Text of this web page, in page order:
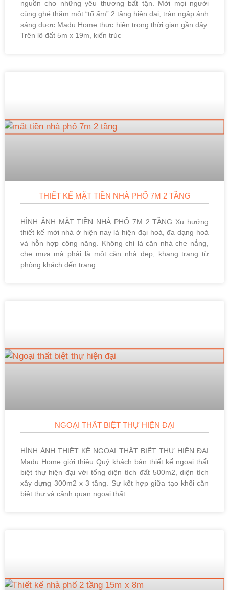
nguồn cho những yêu thương bất tận. Mời mọi người
cùng ghé thăm một “tổ ấm” 2 tầng hiện đại, tràn ngập ánh
sáng được Madu Home thực hiện trong thời gian gần đây.
Trên lô đất 5m x 19m, kiến trúc
THIẾT KẾ MẶT TIỀN NHÀ PHỐ 7M 2 TẦNG
HÌNH ẢNH MẶT TIỀN NHÀ PHỐ 7M 2 TẦNG Xu hướng
thiết kế mới nhà ở hiện nay là hiện đại hoá, đa dạng hoá
và hỗn hợp công năng. Không chỉ là căn nhà che nắng,
che mưa mà phải là một căn nhà đẹp, khang trang từ
phòng khách đến trang
NGOẠI THẤT BIỆT THỰ HIỆN ĐẠI
HÌNH ẢNH THIẾT KẾ NGOẠI THẤT BIỆT THỰ HIỆN ĐẠI
Madu Home giới thiệu Quý khách bản thiết kế ngoại thất
biệt thự hiện đại với tổng diện tích đất 500m2, diện tích
xây dựng 300m2 x 3 tầng. Sự kết hợp giữa tạo khối căn
biệt thự và cảnh quan ngoại thất